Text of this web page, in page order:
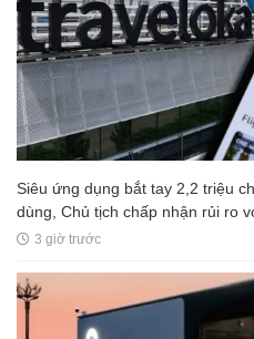
Siêu ứng dụng bắt tay 2,2 triệu
dùng, Chủ tịch chấp nhận rủi ro
3 giờ trước